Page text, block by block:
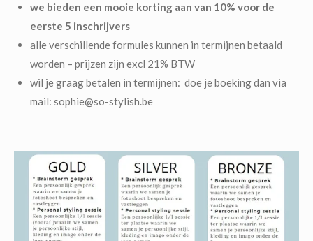
we bieden een mooie korting aan van 10% voor de
eerste 5 inschrijvers
alle verschillende formules kunnen in termijnen betaald
worden – prijzen zijn excl 21% BTW
wil je graag betalen in termijnen: doe je boeking dan via
mail: sophie@so-stylish.be